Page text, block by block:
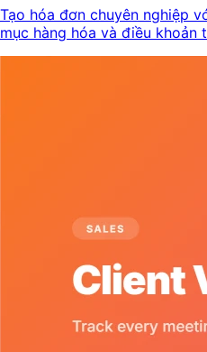
Tạo hóa đơn chuyên nghiệp
mục hàng hóa và điều khoản